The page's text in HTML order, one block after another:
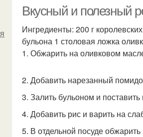
Вкусный и полезный
Ингредиенты: 200 г
бульона 1 столовая ложка
1. Обжарить на оливковом
2. Добавить нарезанный
3. Залить бульоном и поставить
4. Добавить рис и варить на
5. В отдельной посуде